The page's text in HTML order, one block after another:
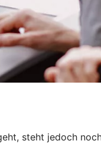
steht jedoch